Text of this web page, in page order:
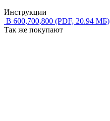
Инструкции
В 600,700,800 (PDF, 20.94 МБ)
Так же покупают